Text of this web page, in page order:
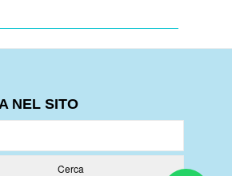
NEL SITO